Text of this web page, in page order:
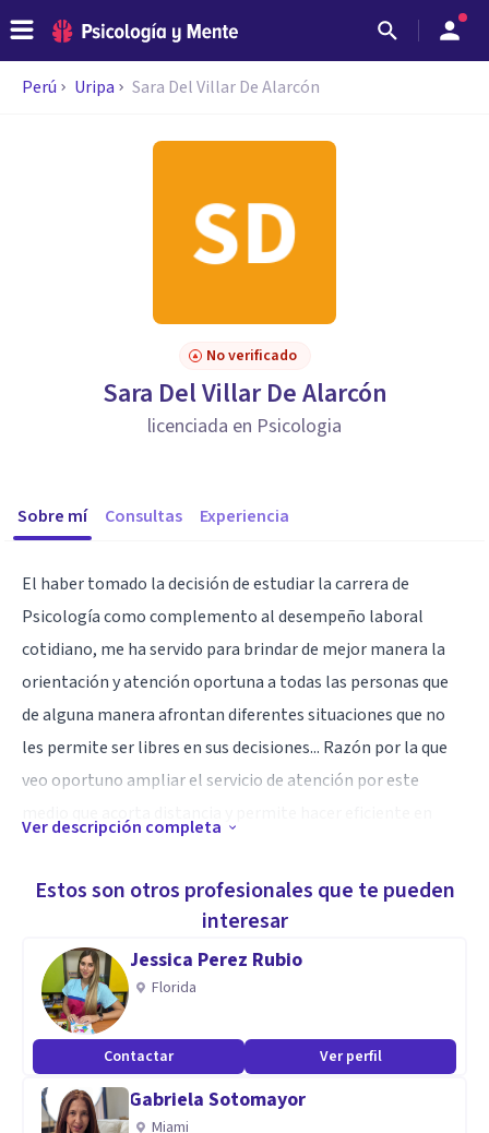
Perú Uripa Sara Del Villar De Alarcón
No verificado
Sara Del Villar De Alarcón
licenciada en Psicologia
Sobre mí Consultas Experiencia
El haber tomado la decisión de estudiar la carrera de
Psicología como complemento al desempeño laboral
cotidiano, me ha servido para brindar de mejor manera la
orientación y atención oportuna a todas las personas que
de alguna manera afrontan diferentes situaciones que no
les permite ser libres en sus decisiones... Razón por la que
veo oportuno ampliar el servicio de atención por este
Especialidad
fortalecer la atención a adolescentes jóvenes y adultos que
requieren encontrar sus falencias y fortalecer sus
habilidades y potencialidades.
Así mismo por la experiencia nos permite apoyar al
fortalecimiento familiar con sesiones de parejas para
Ver descripción completa
Estos son otros profesionales que te pueden
interesar
Jessica Perez Rubio
Florida
Contactar Ver perfil
Gabriela Sotomayor
Miami